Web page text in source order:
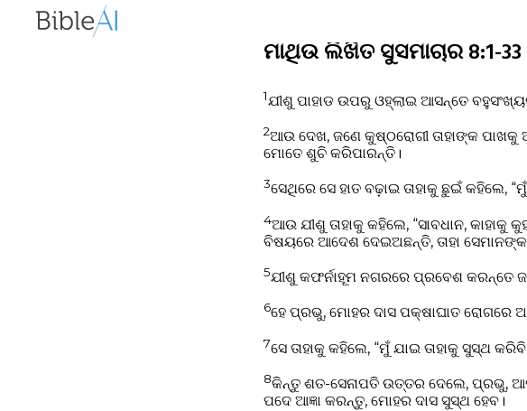
ମାଥିଉ ଲିଖିତ ସୁସମାଚାର 8:1-33
1ଯୀଶୁ ପାହାଡ ଉପରୁ ଓହ୍ଲାଇ ଆସନ୍ତେ
2ଆଉ ଦେଖ, ଜଣେ କୁଷ୍ଠରୋଗୀ ତାହାଙ୍କ
ମୋତେ ଶୁଚି କରିପାରନ୍ତି।
3ସେଥିରେ ସେ ହାତ ବଢ଼ାଇ ତାହାକୁ ଛୁଇଁ କହିଲେ,
4ଆଉ ଯୀଶୁ ତାହାକୁ କହିଲେ, “ସାବଧାନ,
ବିଷୟରେ ଆଦେଶ ଦେଇଅଛନ୍ତି, ତାହା
5ଯୀଶୁ କଫର୍ନାହୂମ ନଗରରେ ପ୍ରବେଶ କରନ୍ତେ
6ହେ ପ୍ରଭୁ, ମୋହର ଦାସ ପକ୍ଷାଘାତ ରୋଗରେ
7ସେ ତାହାକୁ କହିଲେ, “ମୁଁ ଯାଇ ତାହାକୁ ସୁସ୍ଥ
8କିନ୍ତୁ ଶତ-ସେନାପତି ଉତ୍ତର ଦେଲେ, ପ୍ରଭୁ,
ପଦେ ଆଜ୍ଞା କରନ୍ତୁ, ମୋହର ଦାସ ସୁସ୍ଥ ହେବ।